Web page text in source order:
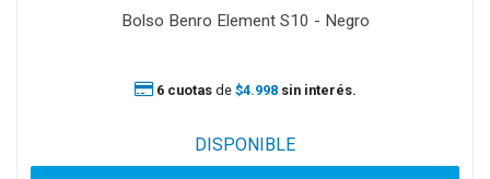
Bolso Benro Element S10 - Negro
6 cuotasde $4.998 sin interés.
DISPONIBLE